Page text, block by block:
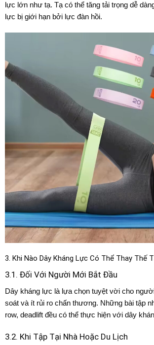
lực lớn như tạ. Tạ có thể tăng tải trọng dễ
lực bị giới hạn bởi lực đàn hồi.
3. Khi Nào Dây Kháng Lực Có Thể Thay Thế
3.1. Đối Với Người Mới Bắt Đầu
Dây kháng lực là lựa chọn tuyệt vời cho
soát và ít rủi ro chấn thương. Những bài tập
row, deadlift đều có thể thực hiện với dây
3.2. Khi Tập Tại Nhà Hoặc Du Lịch